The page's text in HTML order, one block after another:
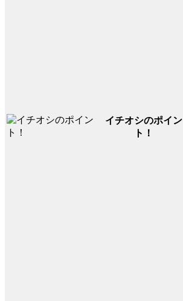
イチオシのポイン
ト！